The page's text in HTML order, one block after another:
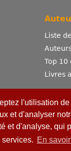
l'utilisation
et d'analyser
et d'analyse,
En
Liste
Top 10
Livres